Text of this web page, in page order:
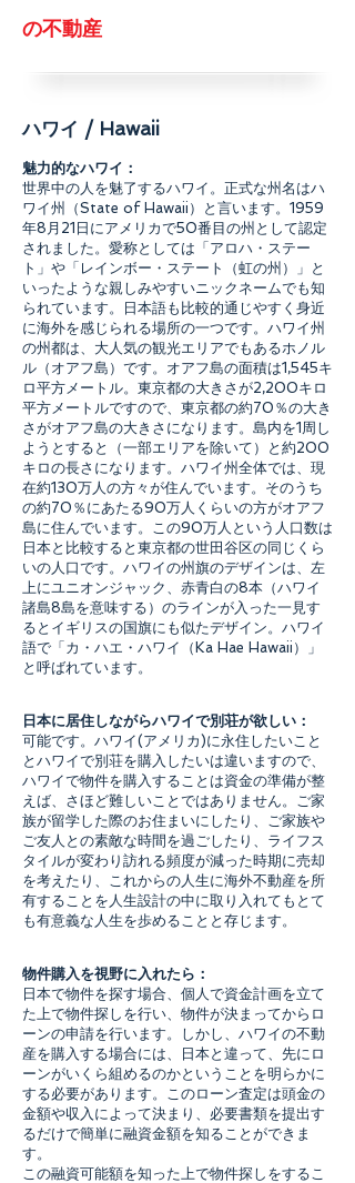
の不動産
ハワイ / Hawaii
魅力的なハワイ：
世界中の人を魅了するハワイ。正式な州名はハ
ワイ州（State of Hawaii）と言います。1959
年8月21日にアメリカで50番目の州として認定
されました。愛称としては「アロハ・ステー
ト」や「レインボー・ステート（虹の州）」と
いったような親しみやすいニックネームでも知
られています。
日本語も比較的通じやすく身近
に海外を感じられる場所の一つです。 ハワイ州
の州都は、大人気の観光エリアでもあるホノル
ル（オアフ島）です。オアフ島の面積は1,545キ
ロ平方メートル。東京都の大きさが2,200キロ
平方メートルですので、東京都の約70％の大き
さがオアフ島の大きさになります。島内を1周し
ようとすると（一部エリアを除いて）と約200
キロの長さになります。ハワイ州全体では、現
在約130万人の方々が住んでいます。そのうち
の約70％にあたる90万人くらいの方がオアフ
島に住んでいます。この90万人という人口数は
日本と比較すると東京都の世田谷区の同じくら
いの人口です。ハワイの州旗のデザインは、左
上にユニオンジャック、赤青白の8本（ハワイ
諸島8島を意味する）のラインが入った一見す
るとイギリスの国旗にも似たデザイン。ハワイ
語で「カ・ハエ・ハワイ（Ka Hae Hawaii）」
と呼ばれています。
日本に居住しながらハワイで別荘が欲しい：
可能です。ハワイ(アメリカ)に永住したいこと
とハワイで別荘を購入したいは違いますので、
ハワイで物件を購入することは資金の準備が整
えば、さほど難しいことではありません。ご家
族が留学した際のお住まいにしたり、ご家族や
ご友人との素敵な時間を過ごしたり、ライフス
タイルが変わり訪れる頻度が減った時期に売却
を考えたり、これからの人生に海外不動産を所
有することを人生設計の中に取り入れてもとて
も有意義な人生を歩めることと存じます。
物件購入を視野に入れたら：
日本で物件を探す場合、個人で資金計画を立て
た上で物件探しを行い、物件が決まってからロ
ーンの申請を行います。しかし、ハワイの不動
産を購入する場合には、日本と違って、先にロ
ーンがいくら組めるのかということを明らかに
する必要があります。このローン査定は頭金の
金額や収入によって決まり、必要書類を提出す
るだけで簡単に融資金額を知ることができま
す。
この融資可能額を知った上で物件探しをするこ